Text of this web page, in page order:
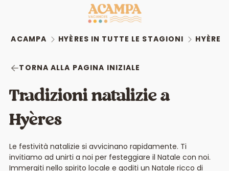
ACAMPA HYÈRES IN TUTTE LE STAGIONI
TORNA ALLA PAGINA INIZIALE
Tradizioni natalizie a
Hyères
Le festività natalizie si avvicinano rapidamente. Ti
invitiamo ad unirti a noi per festeggiare il Natale con noi.
Immergiti nello spirito locale e goditi un Natale ricco di